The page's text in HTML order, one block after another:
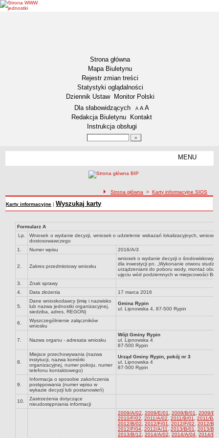
Strona główna
Mapa Biuletynu
Rejestr zmian treści
Statystyki oglądalności
Dziennik Ustaw
Monitor Polski
Menu dodatkowe
Dla słabowidzących A pomniejsz czcionkę
A standardowy rozmiar czcionki
A
Redakcja Biuletynu
Kontakt
Instrukcja obsługi
MENU
Lokalizacja
Dane statystyczne
Zadania publiczne
Związki i stowarzyszenia
Realizacja zadań publicznych
Rejestr zbiorów danych osobowych
Rejestr instytucji kultury
RODO Klauzule informacyjne
AKTUALNOŚCI I OGŁOSZENIA
URZĄD GMINY
Dane teleadresowe
Tabela informacyjna
Czas pracy urzędu
Nr konta bankowego, NIP, REGON
Pracownicy urzędu - urząd gminy
Pracownicy urzędu - baza magazynowo - warsztatowa
ścieżka nawigacji
Strona główna >Karty informacyjne SIOS
Karty informacyjne |Wyszukaj karty
Formularz A
Lp.
Wniosek o wydanie decyzji, wniosek o udzielenie wskazań lokalizacyjnych,
dostosowawczego
1.
Numer wpisu 2016/A/3
2. Zakres przedmiotowy wniosku
wniosek o wydanie decyzji o
dla inwestycji pn. „Wykonanie otworu
urządzeniami do poboru wody, montaż
ujęciu wód podziemnych w miejscowości
3.
Znak sprawy
4.
Data złożenia 17 marca 2016
5.
Dane wnioskodawcy (imię i nazwisko
lub nazwa jednostki organizacyjnej,
siedziba, adres, REGON)
Gmina Rypin
ul. Lipnowska 4, 87-500 Rypin
6.
Wyszczególnienie załączników
wniosku
7. Nazwa organu - adresata wniosku
Wójt Gminy Rypin
ul. Lipnowska 4
87-500 Rypin
8.
Miejsce przechowywania (nazwa
instytucji, nazwa komórki
organizacyjnej, numer pokoju, numer
telefonu kontaktowego)
Urząd Gminy Rypin, pokój nr 3
ul. Lipnowska 4
87-500 Rypin
9.
Informacja o sposobie zakończenia
postępowania (numer wpisu w
wykazie decyzji lub postanowień)
10.
Zastrzeżenia dotyczące
nieudostępniania informacji
2009/A/02 ,2009/E/01 ,2009/B/01 ,2009/B/
2010/F/02
,2011/A/02 ,2011/B/01 ,2011/B/
2012/B/02
,2012/F/01 ,2012/F/02 ,2012/B/
2012/F/04 ,2012/A/11 ,2013/B/01 ,2013/B/
2013/B/12
,2014/A/02 ,2014/A/04 ,2014/B/